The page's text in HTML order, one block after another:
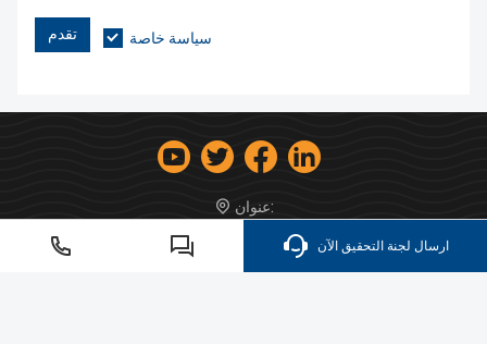
تقدم سياسة خاصة
عنوان:
905# جينشا إنت''ل سكوير ليغوانغ رود 2# مدينة ليشوي فوشان
528244، الصين
ارسال لجنة التحقيق الآن